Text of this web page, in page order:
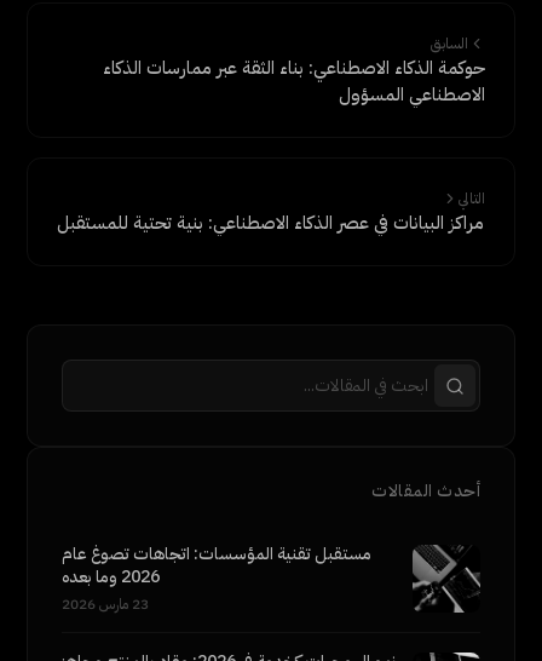
السابق
حوكمة الذكاء الاصطناعي: بناء الثقة عبر ممارسات الذكاء
الاصطناعي المسؤول
التالي
مراكز البيانات في عصر الذكاء الاصطناعي: بنية تحتية للمستقبل
أحدث المقالات
مستقبل تقنية المؤسسات: اتجاهات تصوغ عام
2026 وما بعده
23 مارس 2026